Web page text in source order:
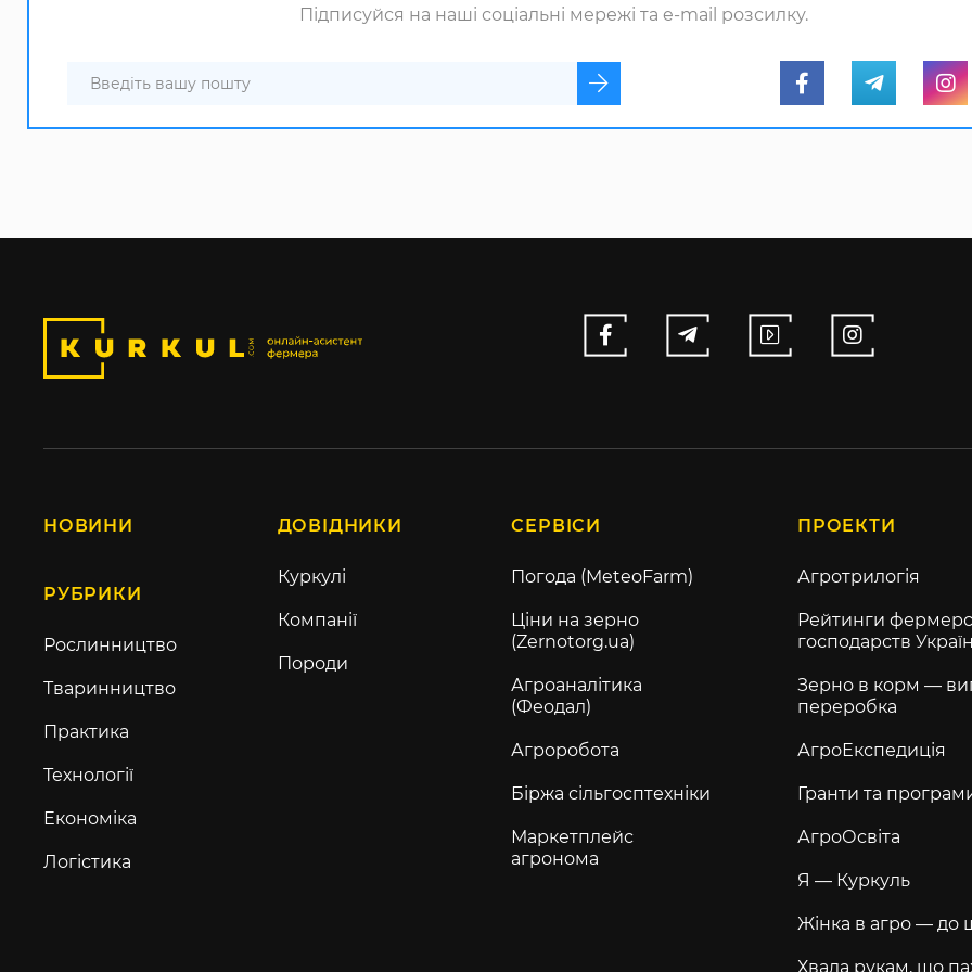
Підписуйся на наші соціальні мережі та e-mail розсилку.
НОВИНИ
РУБРИКИ
Рослинництво
Тваринництво
Практика
Технології
Економіка
Логістика
ДОВІДНИКИ
Куркулі
Компанії
Породи
СЕРВІСИ
Погода (MeteoFarm)
Ціни на зерно
(Zernotorg.ua)
Агроаналітика
(Феодал)
Агроробота
Біржа сільгосптехніки
Маркетплейс
агронома
ПРОЕКТИ
Агротрилогія
Рейтинги
господарств
Зерно в корм —
переробка
АгроЕкспедиція
Гранти та
АгроОсвіта
Я — Куркуль
Жінка в агро — до
Хвала рукам, що